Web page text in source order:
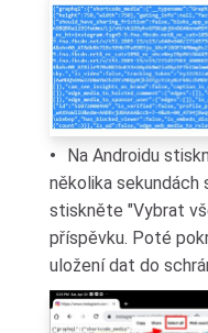
Na Androidu
několika sekundách
stiskněte "Vybrat
příspěvku. Poté
uložení dat do